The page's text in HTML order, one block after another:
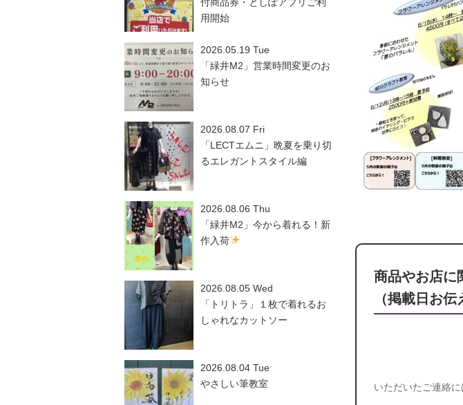
商品やお店に
（掲載日お伝
いただいたご連絡
用開始
2026.05.19 Tue
「緑井M2」営業時間変更のお
知らせ
2026.08.07 Fri
「LECTエムニ」晩夏を乗り切
るエレガントスタイル編
2026.08.06 Thu
「緑井M2」今から着れる！新
作入荷
2026.08.05 Wed
「トリトラ」１枚で着れるお
しゃれなカットソー
2026.08.04 Tue
やさしい筆教室